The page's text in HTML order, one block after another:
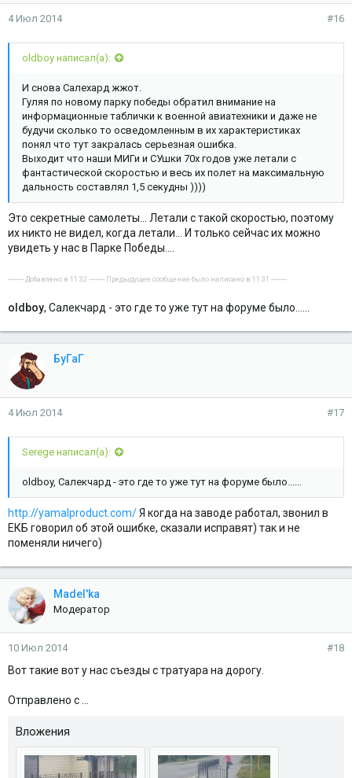
4 Июл 2014 #16
oldboy написал(а):
И снова Салехард жжот.
Гуляя по новому парку победы обратил внимание на
информационные таблички к военной авиатехники и даже не
будучи сколько то осведомленным в их характеристиках
понял что тут закралась серьезная ошибка.
Выходит что наши МИГи и СУшки 70х годов уже летали с
фантастической скоростью и весь их полет на максимальную
дальность составлял 1,5 секудны ))))
Это секретные самолеты... Летали с такой скоростью, поэтому
их никто не видел, когда летали... И только сейчас их можно
увидеть у нас в Парке Победы....
---------- Добавлено в 11:32 ---------- Предыдущее сообщение было написано в 11:31 ----------
oldboy, Салекчард - это где то уже тут на форуме было......
БуГаГ
4 Июл 2014 #17
Serege написал(а):
oldboy, Салекчард - это где то уже тут на форуме было......
http://yamalproduct.com/Я когда на заводе работал, звонил в
ЕКБ говорил об этой ошибке, сказали исправят) так и не
поменяли ничего)
Madel'ka
Модератор
10 Июл 2014 #18
Вот такие вот у нас съезды с тратуара на дорогу.
Отправлено с ...
Вложения